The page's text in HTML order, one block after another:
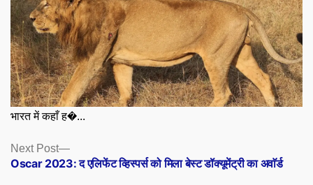
भारत में कहाँ ह�...
Posts
navigation
Next Post
Next
post:
Oscar 2023: द एलिफेंट व्हिस्पर्स को मिला बेस्ट डॉक्यूमेंट्री का अवाॅर्ड